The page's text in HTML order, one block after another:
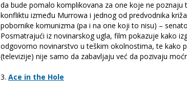
da bude pomalo komplikovana za one koje ne poznaju
konfliktu između Murrowa i jednog od predvodnika
pobornike komunizma (pa i na one koji to nisu) –
Posmatrajući iz novinarskog ugla, film pokazuje kako
odgovorno novinarstvo u teškim okolnostima, te kako
(televizije) nije samo da zabavljaju već da pozivaju
3. Ace in the Hole